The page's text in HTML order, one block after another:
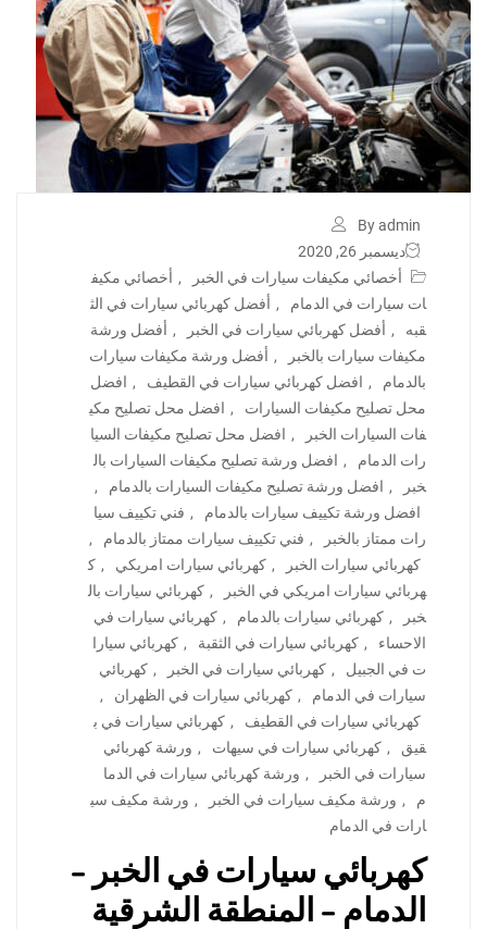
By admin
ديسمبر 26, 2020
أخصائي مكيفات سيارات في الخبر
, أخصائي مكيف
ات سيارات في الدمام
, أفضل كهربائي سيارات في الث
قبه
, أفضل كهربائي سيارات في الخبر , أفضل ورشة
مكيفات سيارات بالخبر
, أفضل ورشة مكيفات سيارات
بالدمام
, افضل كهربائي سيارات في القطيف , افضل
محل تصليح مكيفات السيارات
, افضل محل تصليح مكي
فات السيارات الخبر
, افضل محل تصليح مكيفات السيا
رات الدمام
, افضل ورشة تصليح مكيفات السيارات بال
خبر
, افضل ورشة تصليح مكيفات السيارات بالدمام
,
افضل ورشة تكييف سيارات بالدمام
, فني تكييف سيا
رات ممتاز بالخبر
, فني تكييف سيارات ممتاز بالدمام
,
كهربائي سيارات الخبر
, كهربائي سيارات امريكي , ك
هربائي سيارات امريكي في الخبر
, كهربائي سيارات بال
خبر
, كهربائي سيارات بالدمام , كهربائي سيارات في
الاحساء
, كهربائي سيارات في الثقبة , كهربائي سيارا
ت في الجبيل
, كهربائي سيارات في الخبر , كهربائي
سيارات في الدمام
, كهربائي سيارات في الظهران
,
كهربائي سيارات في القطيف
, كهربائي سيارات في ب
قيق
, كهربائي سيارات في سيهات , ورشة كهربائي
سيارات في الخبر
, ورشة كهربائي سيارات في الدما
م
, ورشة مكيف سيارات في الخبر , ورشة مكيف سي
ارات في الدمام
كهربائي سيارات في الخبر –
الدمام – المنطقة الشرقية